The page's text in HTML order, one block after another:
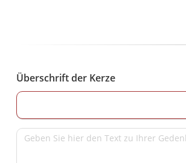
Überschrift der Kerze